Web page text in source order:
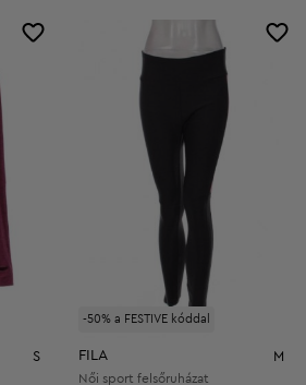
S
-50% a FESTIVE kóddal
FILA M
Női sport felsőruházat